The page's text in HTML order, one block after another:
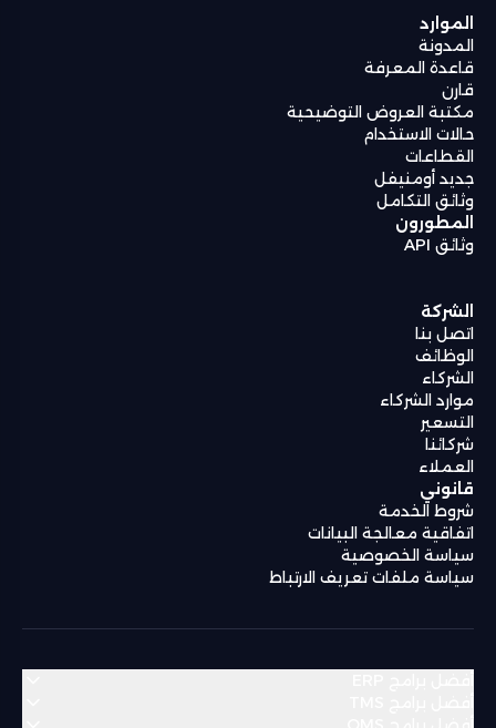
الموارد
المدونة
قاعدة المعرفة
قارن
مكتبة العروض التوضيحية
حالات الاستخدام
القطاعات
جديد أومنيفل
وثائق التكامل
المطورون
وثائق API
الشركة
اتصل بنا
الوظائف
الشركاء
موارد الشركاء
التسعير
شركائنا
العملاء
قانوني
شروط الخدمة
اتفاقية معالجة البيانات
سياسة الخصوصية
سياسة ملفات تعريف الارتباط